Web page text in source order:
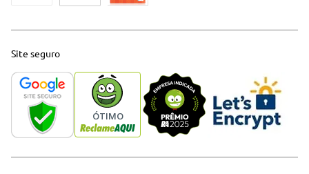
Site seguro